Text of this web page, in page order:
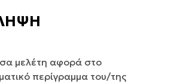
μελέτη αφορά στο
περίγραμμα του/της